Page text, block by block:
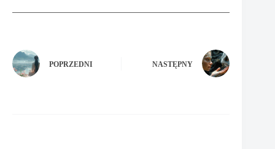
POPRZEDNI NASTĘPNY